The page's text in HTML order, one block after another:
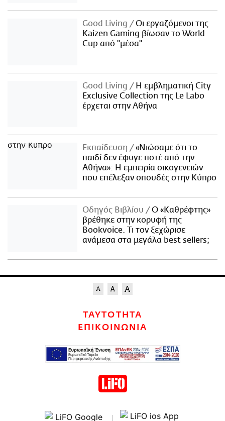
Good Living
Οι εργαζόμενοι της
Kaizen Gaming βίωσαν το World
Cup από "μέσα"
Good Living
Η εμβληματική City
Exclusive Collection της Le Labo
έρχεται στην Αθήνα
Εκπαίδευση
«Νιώσαμε ότι το
παιδί δεν έφυγε ποτέ από την
Αθήνα»: Η εμπειρία οικογενειών
που επέλεξαν σπουδές στην Κύπρο
Οδηγός Βιβλίου
Ο «Καθρέφτης»
βρέθηκε στην κορυφή της
Bookvoice. Τι τον ξεχώρισε
ανάμεσα στα μεγάλα best sellers;
ΤΑΥΤΟΤΗΤΑ
ΕΠΙΚΟΙΝΩΝΙΑ